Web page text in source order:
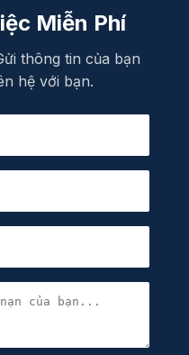
Miễn Phí
thông tin của bạn
hệ với bạn.